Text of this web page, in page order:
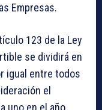
Empresas.
123 de la Ley
se dividirá en
igual entre todos
el
uno en el año,